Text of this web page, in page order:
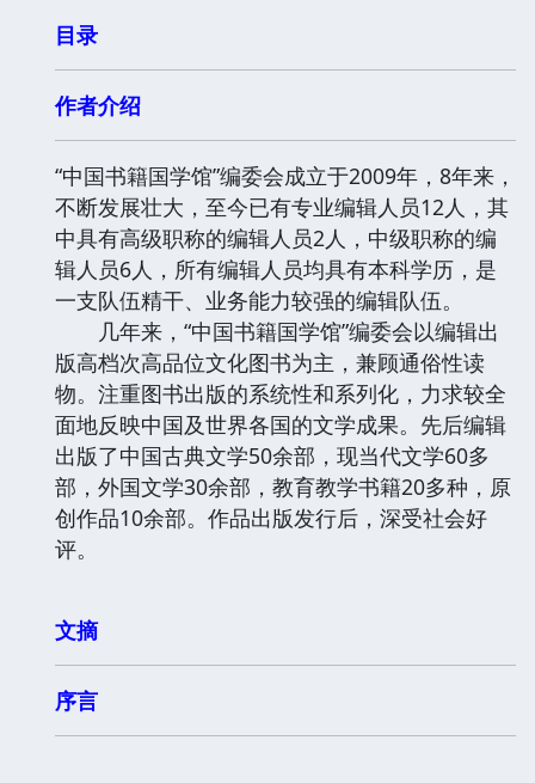
目录
作者介绍
“中国书籍国学馆”编委会成立于2009年，8年来，
不断发展壮大，至今已有专业编辑人员12人，其
中具有高级职称的编辑人员2人，中级职称的编
辑人员6人，所有编辑人员均具有本科学历，是
一支队伍精干、业务能力较强的编辑队伍。
几年来，“中国书籍国学馆”编委会以编辑出
版高档次高品位文化图书为主，兼顾通俗性读
物。注重图书出版的系统性和系列化，力求较全
面地反映中国及世界各国的文学成果。先后编辑
出版了中国古典文学50余部，现当代文学60多
部，外国文学30余部，教育教学书籍20多种，原
创作品10余部。作品出版发行后，深受社会好
评。
文摘
序言